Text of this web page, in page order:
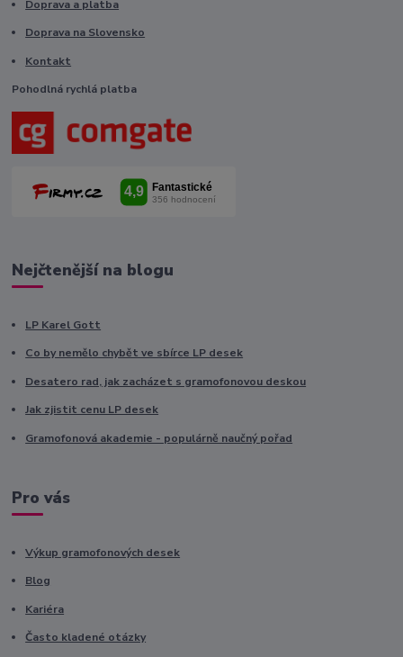
Doprava a platba
Doprava na Slovensko
Kontakt
Pohodlná rychlá platba
Nejčtenější na blogu
LP Karel Gott
Co by nemělo chybět ve sbírce LP desek
Desatero rad, jak zacházet s gramofonovou deskou
Jak zjistit cenu LP desek
Gramofonová akademie - populárně naučný pořad
Pro vás
Výkup gramofonových desek
Blog
Kariéra
Často kladené otázky